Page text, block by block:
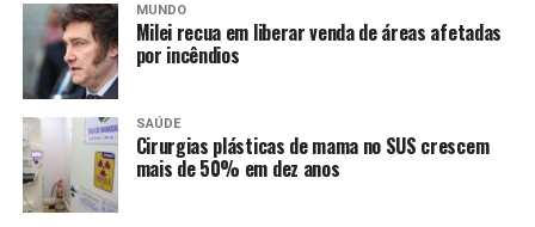
Amarildo Mota
MUNDO
Milei recua em liberar venda de áreas afetadas
por incêndios
SAÚDE
Cirurgias plásticas de mama no SUS crescem
mais de 50% em dez anos